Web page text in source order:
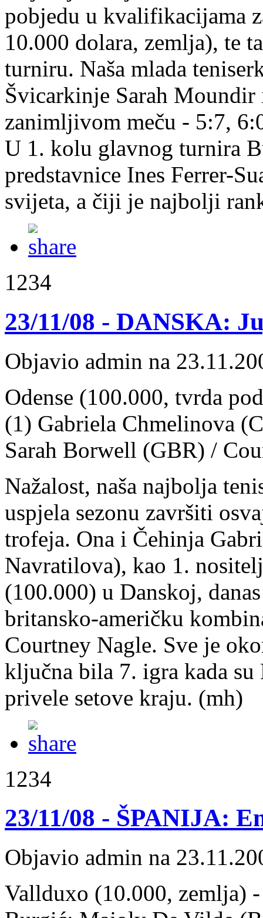
pobjedu u kvalifikacijama
10.000 dolara, zemlja), te
turniru. Naša mlada
Švicarkinje Sarah
zanimljivom meču - 5:7,
U 1. kolu glavnog turnira
predstavnice Ines Ferrer-
svijeta, a čiji je najbolji
1234
23/11/08 - DANSKA:
Objavio admin na
Odense (100.000, tvrda
(1) Gabriela Chmelinova
Sarah Borwell (GBR) /
Nažalost, naša najbolja
uspjela sezonu završiti
trofeja. Ona i Čehinja
Navratilova), kao 1.
(100.000) u Danskoj,
britansko-američku
Courtney Nagle. Sve je
ključna bila 7. igra kada
privele setove kraju. (mh)
1234
23/11/08 - ŠPANIJA:
Objavio admin na
Vallduxo (10.000, zemlja)